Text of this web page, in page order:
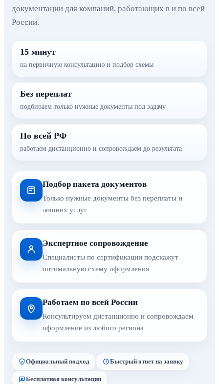
документации для компаний, работающих в и по всей
России.
15 минут
на первичную консультацию и подбор схемы
Без переплат
подбираем только нужные документы под задачу
По всей РФ
работаем дистанционно и сопровождаем до результата
Подбор пакета документов
Только нужные документы без переплаты и
лишних услуг
Экспертное сопровождение
Специалисты по сертификации подскажут
оптимальную схему оформления
Работаем по всей России
Консультируем дистанционно и сопровождаем
оформление из любого региона
Официальный подход Быстрый ответ на заявку
Бесплатная консультация